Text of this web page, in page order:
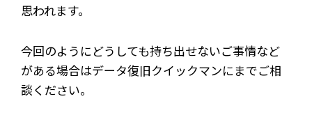
思われます。
今回のようにどうしても持ち出せないご事情など
がある場合はデータ復旧クイックマンにまでご相
談ください。